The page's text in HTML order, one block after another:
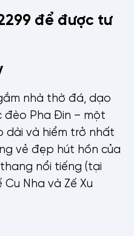
để được tư
nhà thờ đá, dạo
đèo Pha Đin – một
dài và hiểm trở nhất
vẻ đẹp hút hồn của
nổi tiếng (tại
Nha và Zế Xu